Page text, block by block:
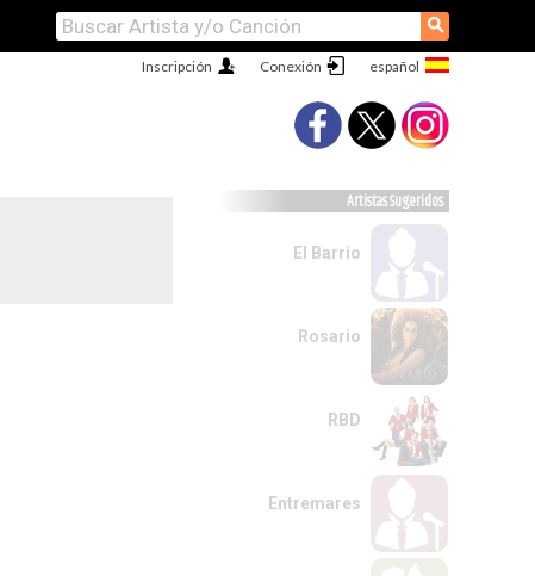
⚲
Conexión
Inscripción
Artistas Sugeridos
El Barrio
Rosario
RBD
Entremares